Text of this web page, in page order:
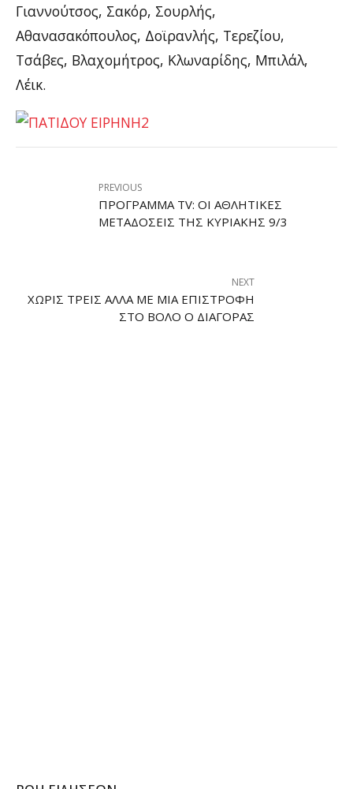
Γιαννούτσος, Σακόρ, Σουρλής,
Αθανασακόπουλος, Δοϊρανλής, Τερεζίου,
Τσάβες, Βλαχομήτρος, Κλωναρίδης, Μπιλάλ,
Λέικ.
PREVIOUS
ΠΡΌΓΡΑΜΜΑ TV: ΟΙ ΑΘΛΗΤΙΚΈΣ
ΜΕΤΑΔΌΣΕΙΣ ΤΗΣ ΚΥΡΙΑΚΉΣ 9/3
NEXT
ΧΩΡΊΣ ΤΡΕΙΣ ΑΛΛΆ ΜΕ ΜΊΑ ΕΠΙΣΤΡΟΦΉ
ΣΤΟ ΒΌΛΟ Ο ΔΙΑΓΌΡΑΣ